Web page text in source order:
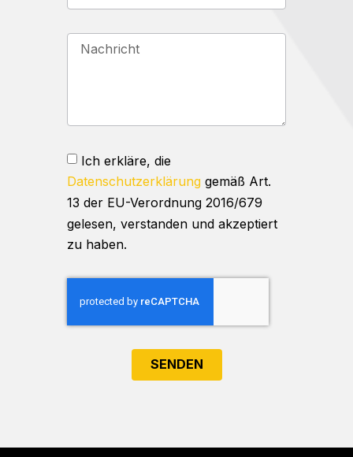
Ich erkläre, die
Datenschutzerklärunggemäß Art.
13 der EU-Verordnung 2016/679
gelesen, verstanden und akzeptiert
zu haben.
SENDEN